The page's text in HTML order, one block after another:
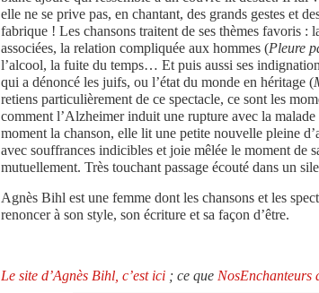
elle ne se prive pas, en chantant, des grands gestes et
fabrique ! Les chansons traitent de ses thèmes favoris :
associées, la relation compliquée aux hommes (Pleure
l’alcool, la fuite du temps… Et puis aussi ses
qui a dénoncé les juifs, ou l’état du monde en héritage (
retiens particulièrement de ce spectacle, ce sont les
comment l’Alzheimer induit une rupture avec la
moment la chanson, elle lit une petite nouvelle pleine
avec souffrances indicibles et joie mêlée le moment de
mutuellement. Très touchant passage écouté dans un
Agnès Bihl est une femme dont les chansons et les
renoncer à son style, son écriture et sa façon d’être.
Le site d’Agnès Bihl, c’est ici ; ce que NosEnchanteurs